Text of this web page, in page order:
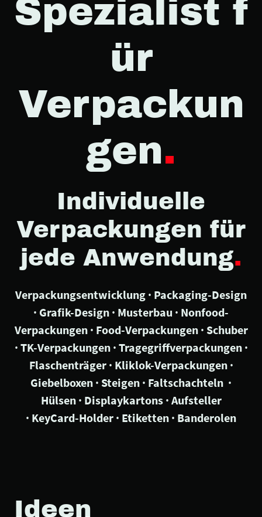
Spezialist f
ür
Verpackun
gen.
Individuelle
Verpackungen für
jede Anwendung.
Verpackungsentwicklung · Packaging-Design
· Grafik-Design · Musterbau · Nonfood-
Verpackungen · Food-Verpackungen · Schuber
· TK-Verpackungen · Tragegriffverpackungen ·
Flaschenträger · Kliklok-Verpackungen ·
Giebelboxen · Steigen · Faltschachteln ·
Hülsen · Displaykartons · Aufsteller
· KeyCard-Holder · Etiketten · Banderolen
Ideen